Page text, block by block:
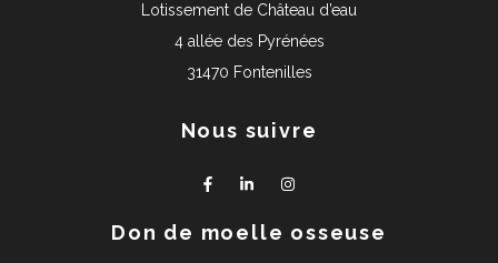
Lotissement de Château d’eau
4 allée des Pyrénées
31470 Fontenilles
Nous suivre
Don de moelle osseuse